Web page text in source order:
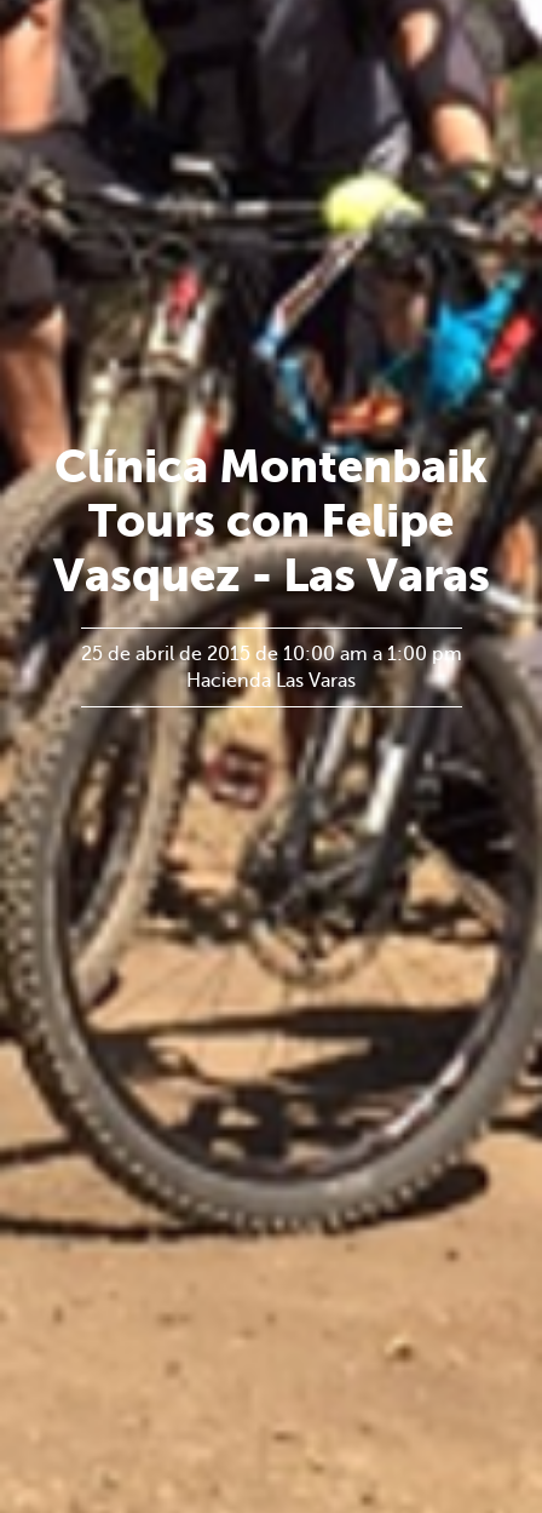
Clínica Montenbaik
Tours con Felipe
Vasquez - Las Varas
25 de abril de 2015 de 10:00 am a 1:00 pm
Hacienda Las Varas